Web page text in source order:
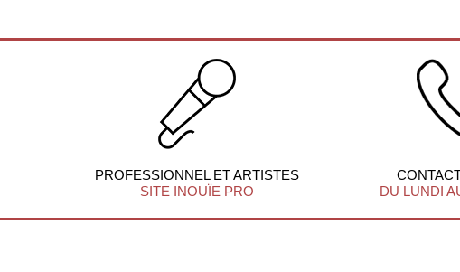
PROFESSIONNEL ET ARTISTES
SITE INOUÏE PRO
DU LUNDI